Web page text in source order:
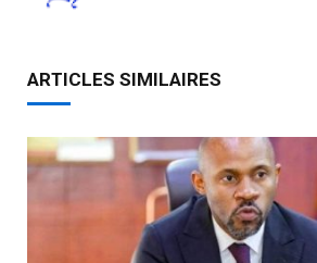
ARTICLES SIMILAIRES